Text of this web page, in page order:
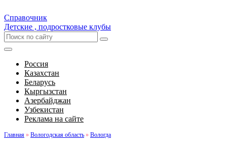
Справочник
Детские , подростковые клубы
Россия
Казахстан
Беларусь
Кыргызстан
Азербайджан
Узбекистан
Реклама на сайте
Главная » Вологодская область » Вологда